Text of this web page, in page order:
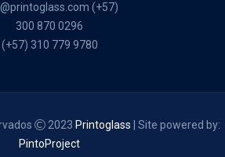
(+57)
300 870 0296
(+57) 310 779 9780
2023 Printoglass | Site powered by:
PintoProject